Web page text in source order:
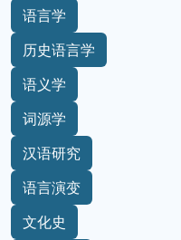
语言学
历史语言学
语义学
词源学
汉语研究
语言演变
文化史